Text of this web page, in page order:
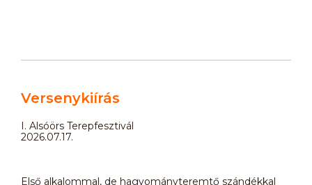
Versenykiírás
I. Alsóörs Terepfesztivál
2026.07.17.
Első alkalommal, de hagyományteremtő szándékkal